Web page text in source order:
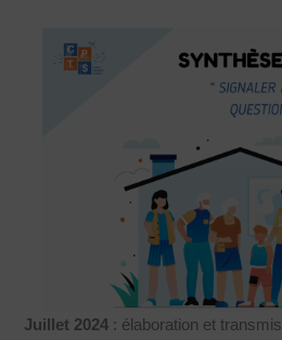
Juillet 2024 : élaboration et